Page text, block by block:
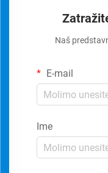
Naš
E-mail
Ime